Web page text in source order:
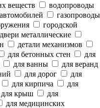
веществ
водопроводы
газопроводы
городской
двери металлические
детали механизмов
для бетонных стен
для
для ванны
для веранд
для дорог
для
для кирпича
для
для крыш
для
для медицинских